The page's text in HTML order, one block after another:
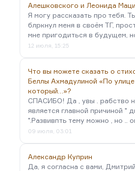
Алешковского и Леонида
Я могу рассказать про тебя.
блркнул меня в своём ТГ,
мне пригодиться в будущем,
12 июля, 15:25
Что вы можете сказать о
Беллы Ахмадулиной «По
который…»?
СПАСИБО! Да , увы . рабство
является главной причиной "
".Развивпть тему можно , но ..
09 июля, 03:01
Александр Куприн
Да, я согласна с вами,